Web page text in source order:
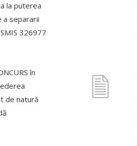
la puterea
a separarii
326977
în
de natură